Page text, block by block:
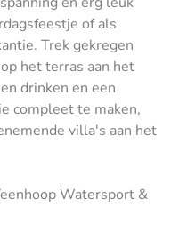
of als
Trek gekregen
het terras aan het
drinken en een
compleet te maken,
villa's aan het
Watersport &